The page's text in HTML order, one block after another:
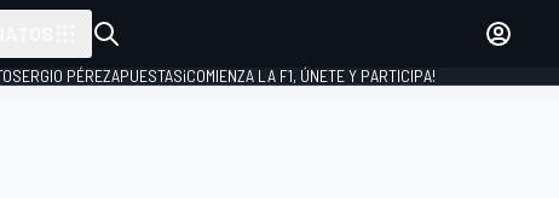
SERGIO PÉREZAPUESTAS¡COMIENZA LA F1, ÚNETE Y PARTICIPA!